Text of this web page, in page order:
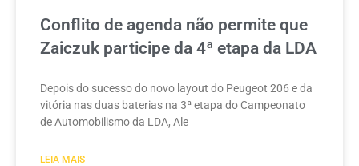
Conflito de agenda não permite que
Zaiczuk participe da 4ª etapa da LDA
Depois do sucesso do novo layout do Peugeot 206 e da
vitória nas duas baterias na 3ª etapa do Campeonato
de Automobilismo da LDA, Ale
LEIA MAIS